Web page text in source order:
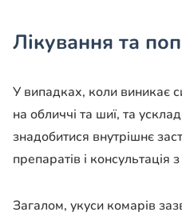
Лікування та
У випадках, коли виникає
на обличчі та шиї, та
знадобитися внутрішнє
препаратів і консультація з
Загалом, укуси комарів